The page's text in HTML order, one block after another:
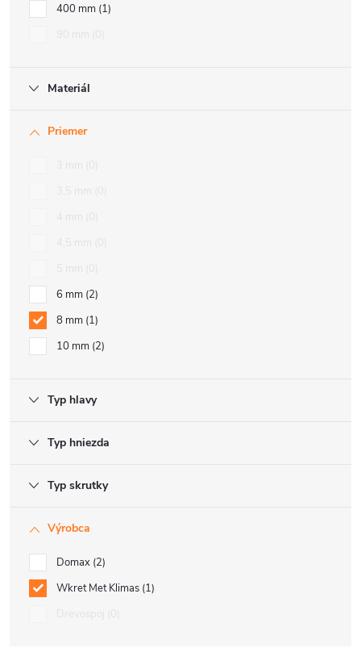
400 mm 1
Materiál
Priemer
6 mm 2
8 mm 1
10 mm 2
Typ hlavy
Typ hniezda
Typ skrutky
Výrobca
Domax 2
Wkret Met Klimas 1